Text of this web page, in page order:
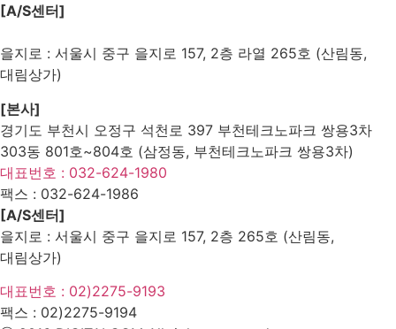
[A/S센터]
을지로 : 서울시 중구 을지로 157, 2층 라열 265호 (산림동,
대림상가)
[본사]
경기도 부천시 오정구 석천로 397 부천테크노파크 쌍용3차
303동 801호~804호 (삼정동, 부천테크노파크 쌍용3차)
대표번호 : 032-624-1980
팩스 : 032-624-1986
[A/S센터]
을지로 : 서울시 중구 을지로 157, 2층 265호 (산림동,
대림상가)
대표번호 : 02)2275-9193
팩스 : 02)2275-9194​